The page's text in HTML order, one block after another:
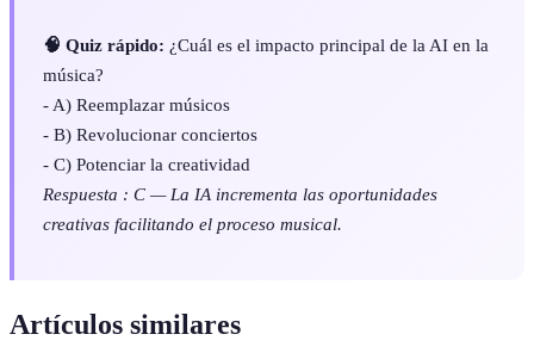
🧠 Quiz rápido: ¿Cuál es el impacto principal de la AI en la
música?
- A) Reemplazar músicos
- B) Revolucionar conciertos
- C) Potenciar la creatividad
Respuesta : C — La IA incrementa las oportunidades
creativas facilitando el proceso musical.
Artículos similares